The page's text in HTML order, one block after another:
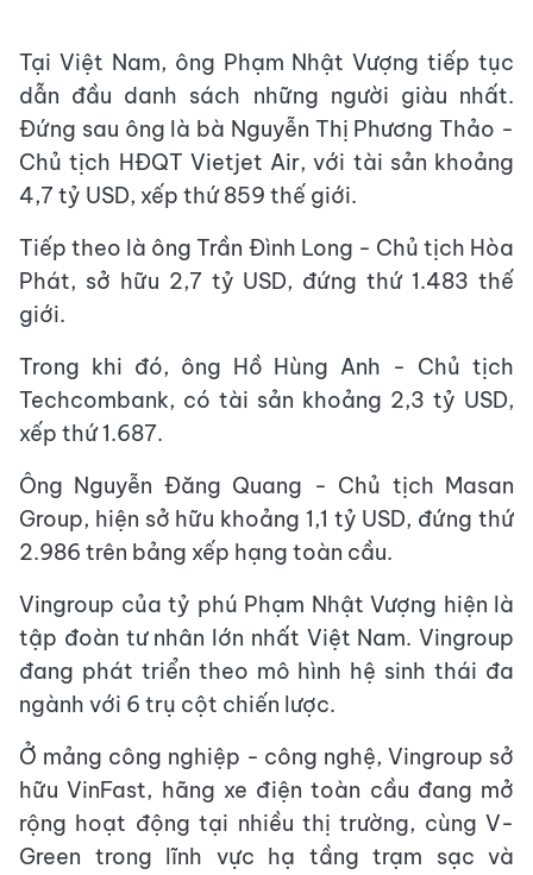
Tại Việt Nam, ông Phạm Nhật Vượng tiếp tục
dẫn đầu danh sách những người giàu nhất.
Đứng sau ông là bà Nguyễn Thị Phương Thảo -
Chủ tịch HĐQT Vietjet Air, với tài sản khoảng
4,7 tỷ USD, xếp thứ 859 thế giới.
Tiếp theo là ông Trần Đình Long - Chủ tịch Hòa
Phát, sở hữu 2,7 tỷ USD, đứng thứ 1.483 thế
giới.
Trong khi đó, ông Hồ Hùng Anh - Chủ tịch
Techcombank, có tài sản khoảng 2,3 tỷ USD,
xếp thứ 1.687.
Ông Nguyễn Đăng Quang - Chủ tịch Masan
Group, hiện sở hữu khoảng 1,1 tỷ USD, đứng thứ
2.986 trên bảng xếp hạng toàn cầu.
Vingroup của tỷ phú Phạm Nhật Vượng hiện là
tập đoàn tư nhân lớn nhất Việt Nam. Vingroup
đang phát triển theo mô hình hệ sinh thái đa
ngành với 6 trụ cột chiến lược.
Ở mảng công nghiệp - công nghệ, Vingroup sở
hữu VinFast, hãng xe điện toàn cầu đang mở
rộng hoạt động tại nhiều thị trường, cùng V-
Green trong lĩnh vực hạ tầng trạm sạc và